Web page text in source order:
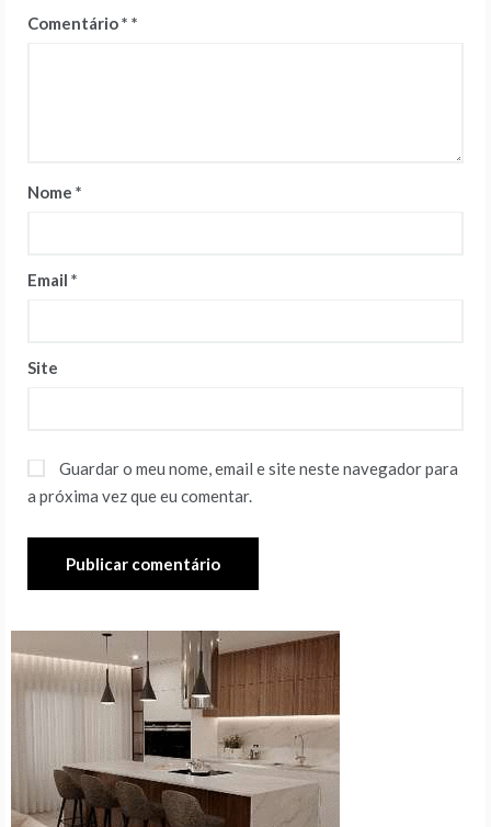
Comentário*
Nome *
Email *
Site
Guardar o meu nome, email e site neste navegador para
a próxima vez que eu comentar.